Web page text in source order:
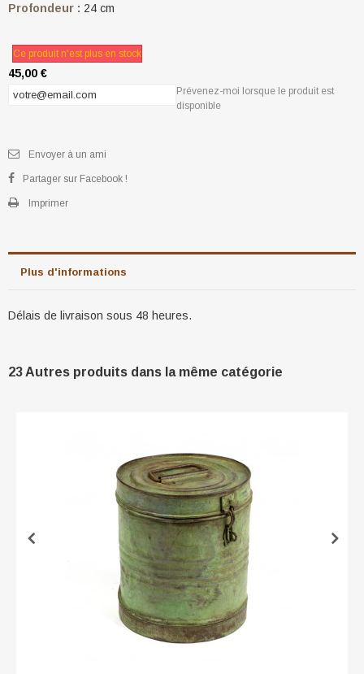
Profondeur : 24 cm
Ce produit n'est plus en stock
45,00 €
Prévenez-moi lorsque le produit est
disponible
Envoyer à un ami
Partager sur Facebook !
Imprimer
Plus d'informations
Délais de livraison sous 48 heures.
23 Autres produits dans la même catégorie